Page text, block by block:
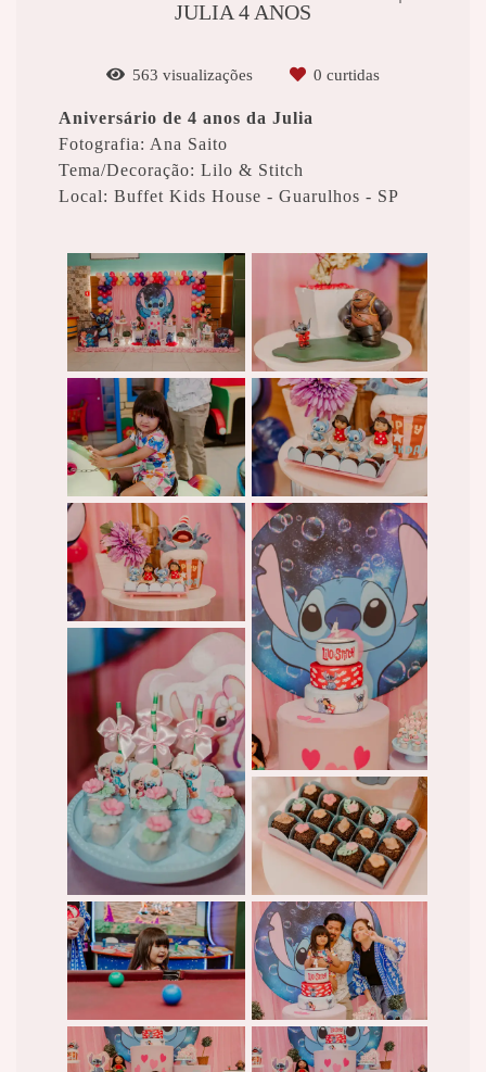
JULIA 4 ANOS
563 visualizações 0 curtidas
Aniversário de 4 anos da Julia
Fotografia: Ana Saito
Tema/Decoração: Lilo & Stitch
Local: Buffet Kids House - Guarulhos - SP